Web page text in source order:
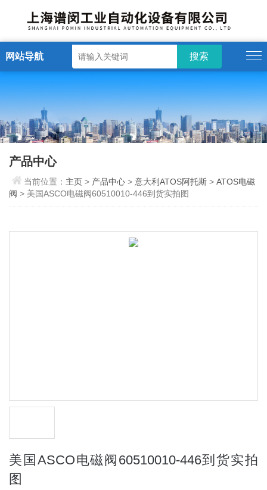
网站导航
产品中心
当前位置： 主页> 产品中心 >意大利ATOS阿托斯 >ATOS电磁
阀 > 美国ASCO电磁阀60510010-446到货实拍图
美国ASCO电磁阀60510010-446到货实拍
图